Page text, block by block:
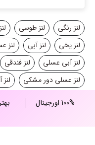
لنز رنگی لنز طوسی
لنز یخی
لنز آبی لنز
لنز آبی عسلی
لنز فندقی
لنز عسلی دور مشکی
لنز
100% اورجینال